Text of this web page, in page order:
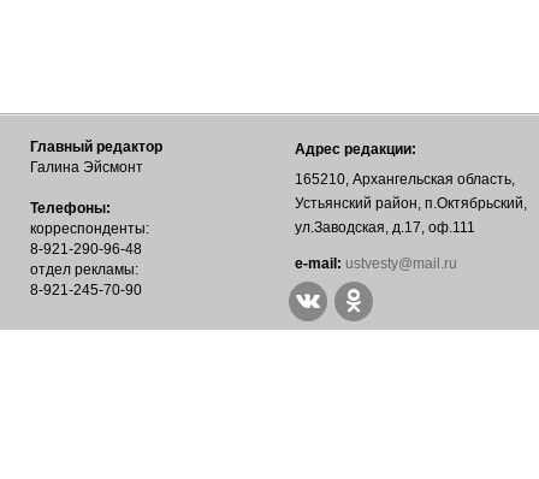
Главный редактор
Галина Эйсмонт
Телефоны:
корреспонденты:
8-921-290-96-48
отдел рекламы:
8-921-245-70-90
Адрес редакции:
165210, Архангельская область,
Устьянский район, п.Октябрьский,
ул.Заводская, д.17, оф.111
е-mail: ustvesty@mail.ru